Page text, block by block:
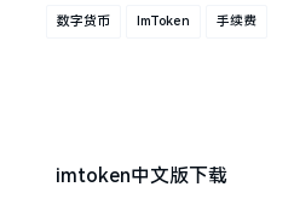
数字货币 ImToken 手续费
imtoken中文版下载